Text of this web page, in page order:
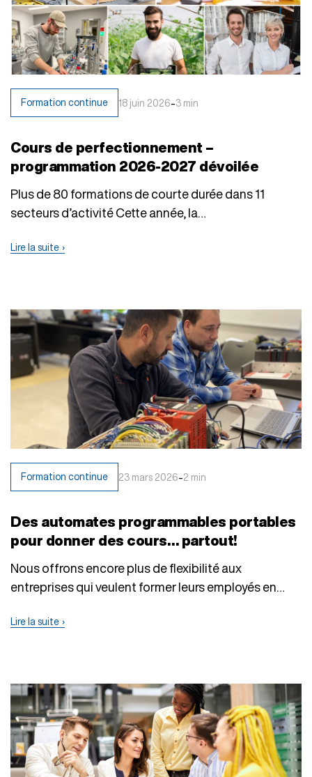
Formation continue 18 juin 2026-3 min
Cours de perfectionnement –
programmation 2026-2027 dévoilée
Plus de 80 formations de courte durée dans 11
secteurs d’activité Cette année, la…
Lire la suite
Formation continue 23 mars 2026-2 min
Des automates programmables portables
pour donner des cours… partout!
Nous offrons encore plus de flexibilité aux
entreprises qui veulent former leurs employés en
Lire la suite